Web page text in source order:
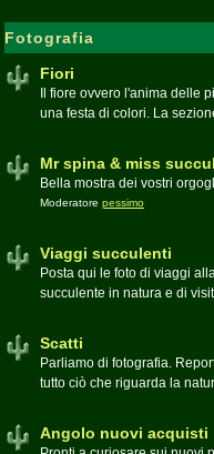
Fotografia
Fiori
Il fiore ovvero l'anima delle
una festa di colori. La
Mr spina & miss
Bella mostra dei vostri
Moderatore pessimo
Viaggi succulenti
Posta qui le foto di viaggi
succulente in natura e di
Scatti
Parliamo di fotografia.
tutto ciò che riguarda la
Angolo nuovi acquisti